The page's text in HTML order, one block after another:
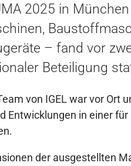
2025 in
– fand vor
Beteiligung
von IGEL war vor Ort
Entwicklungen in einer
der ausgestellten